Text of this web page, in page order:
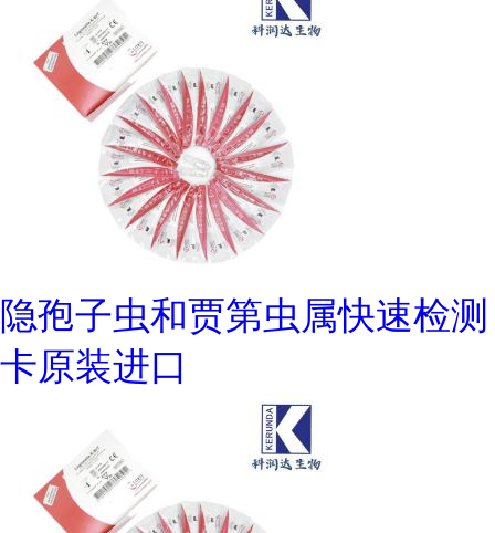
隐孢子虫和贾第虫属快速检测
卡原装进口